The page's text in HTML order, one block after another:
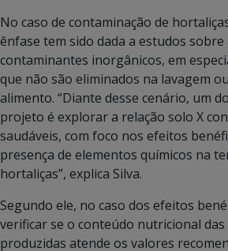
No caso de contaminação de
ênfase tem sido dada a estudos sobre
contaminantes inorgânicos, em
que não são eliminados na lavagem
alimento. “Diante desse cenário, um
projeto é explorar a relação solo X
saudáveis, com foco nos efeitos
presença de elementos químicos na
hortaliças”, explica Silva.
Segundo ele, no caso dos efeitos
verificar se o conteúdo nutricional
produzidas atende os valores